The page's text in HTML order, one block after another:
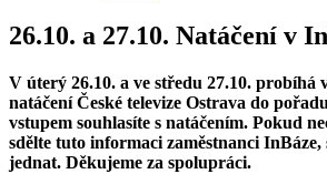
26.10. a 27.10. Natáčení v
V úterý 26.10. a ve středu 27.10. probíhá
natáčení České televize Ostrava do
vstupem souhlasíte s natáčením. Pokud
sdělte tuto informaci zaměstnanci InBáze,
jednat. Děkujeme za spolupráci.